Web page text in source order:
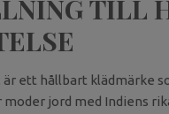
TILL
är ett hållbart klädmärke
moder jord med Indiens